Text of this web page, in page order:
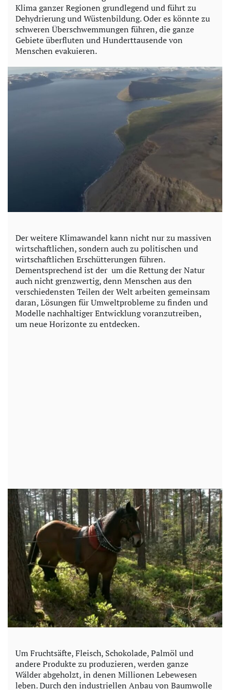
Klima ganzer Regionen grundlegend und führt zu
Dehydrierung und Wüstenbildung. Oder es könnte zu
schweren Überschwemmungen führen, die ganze
Gebiete überfluten und Hunderttausende von
Menschen evakuieren.
Der weitere Klimawandel kann nicht nur zu massiven
wirtschaftlichen, sondern auch zu politischen und
wirtschaftlichen Erschütterungen führen.
Dementsprechend ist der um die Rettung der Natur
auch nicht grenzwertig, denn Menschen aus den
verschiedensten Teilen der Welt arbeiten gemeinsam
daran, Lösungen für Umweltprobleme zu finden und
Modelle nachhaltiger Entwicklung voranzutreiben,
um neue Horizonte zu entdecken.
Um Fruchtsäfte, Fleisch, Schokolade, Palmöl und
andere Produkte zu produzieren, werden ganze
Wälder abgeholzt, in denen Millionen Lebewesen
leben. Durch den industriellen Anbau von Baumwolle